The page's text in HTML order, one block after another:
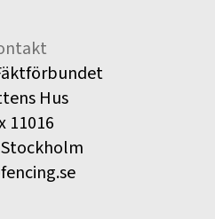
Hus
11016
Stockholm